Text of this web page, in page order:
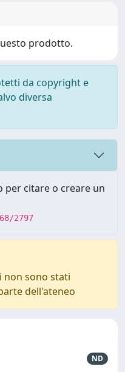
prodotto.
da copyright e
diversa
per citare o creare un
2797
non sono stati
dell'ateneo
ND